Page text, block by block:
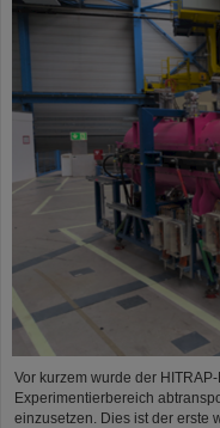
Vor kurzem wurde der
Experimentierbereich
einzusetzen. Dies ist der erste